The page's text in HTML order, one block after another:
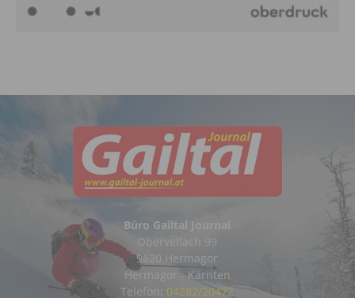
Büro Gailtal Journal
Obervellach 99
9620 Hermagor
Hermagor - Kärnten
Telefon: 04282/20472